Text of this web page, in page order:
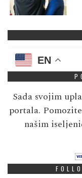
EN
Sada svojim
portala.
našim